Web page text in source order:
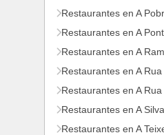
Restaurantes en A
Restaurantes en A
Restaurantes en A
Restaurantes en A Rua
Restaurantes en A
Restaurantes en A Silva
Restaurantes en A